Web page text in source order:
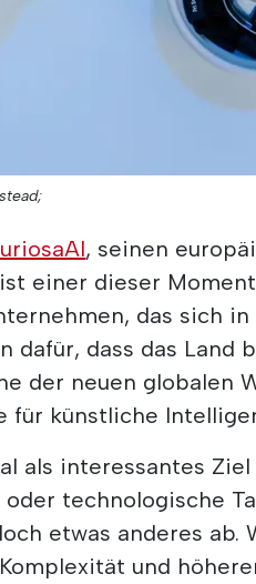
, seinen
einer dieser
das sich in
dafür, dass das Land
der neuen globalen
für künstliche
als interessantes
technologische
etwas anderes ab.
und